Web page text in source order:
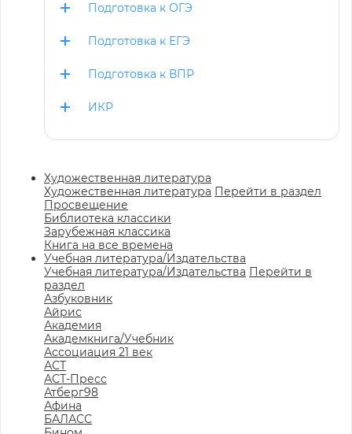
Подготовка к ОГЭ
Подготовка к ЕГЭ
Подготовка к ВПР
ИКР
Художественная литература
Художественная литература Перейти в раздел
Просвещение
Библиотека классики
Зарубежная классика
Книга на все времена
Учебная литература/Издательства
Учебная литература/Издательства Перейти в
раздел
Азбуковник
Айрис
Академия
Академкнига/Учебник
Ассоциация 21 век
АСТ
АСТ-Пресс
Атберг98
Афина
БАЛАСС